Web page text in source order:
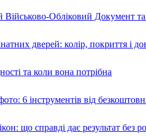
Обліковий Документ та
дверей: колір, покриття і
та коли вона потрібна
6 інструментів від
що справді дає результат без